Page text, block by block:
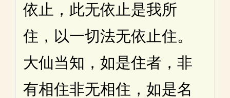
依止，此无依止是我所
住，以一切法无依止住。
大仙当知，如是住者，非
有相住非无相住，如是名